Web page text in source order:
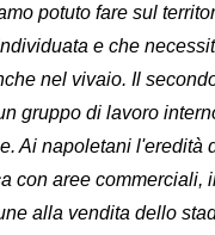
potuto fare sul
e che
nel vivaio. Il
gruppo di lavoro
Ai napoletani l'eredità
con aree commerciali,
alla vendita dello